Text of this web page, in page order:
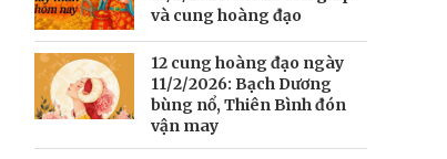
và cung hoàng đạo
12 cung hoàng đạo ngày
11/2/2026: Bạch Dương
bùng nổ, Thiên Bình đón
vận may